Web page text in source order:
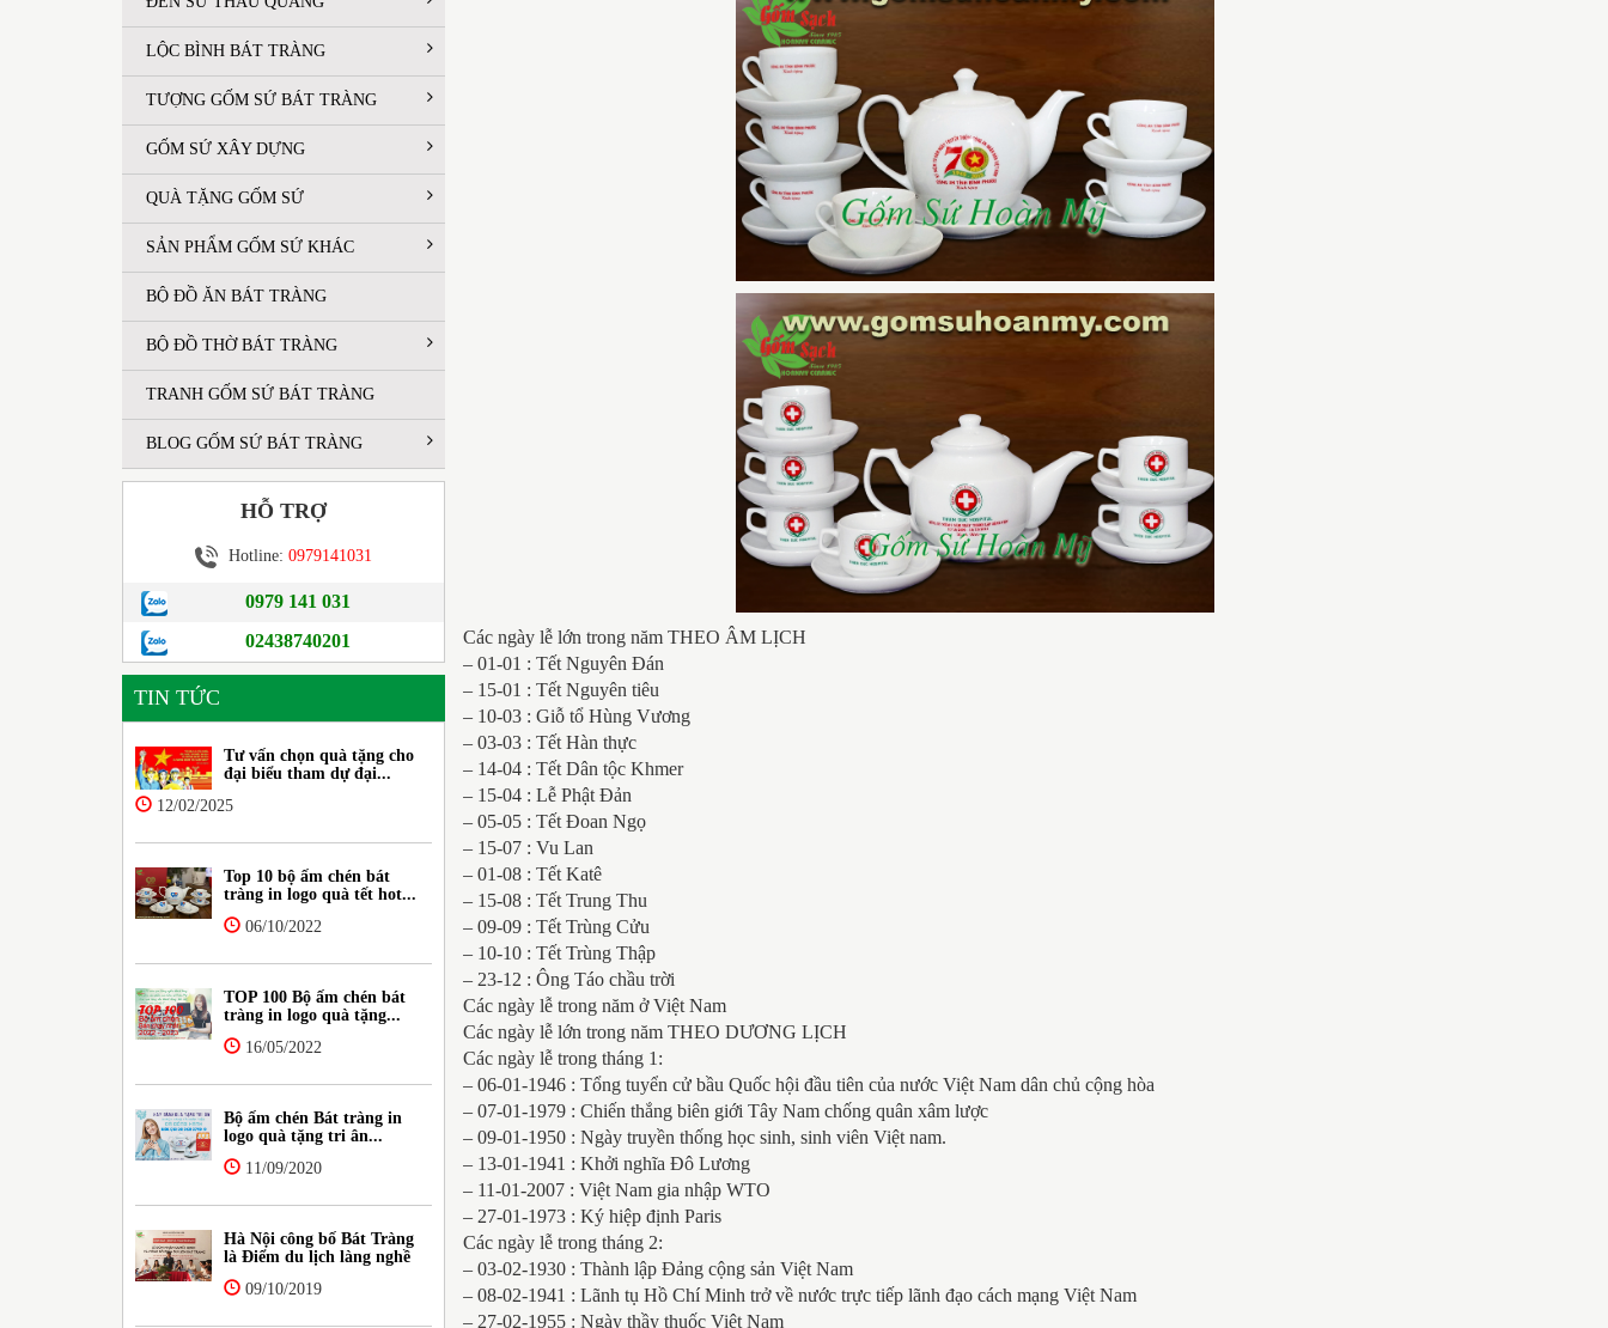
LỘC BÌNH BÁT TRÀNG
TƯỢNG GỐM SỨ BÁT TRÀNG
GỐM SỨ XÂY DỰNG
QUÀ TẶNG GỐM SỨ
SẢN PHẨM GỐM SỨ KHÁC
BỘ ĐỒ ĂN BÁT TRÀNG
BỘ ĐỒ THỜ BÁT TRÀNG
TRANH GỐM SỨ BÁT TRÀNG
BLOG GỐM SỨ BÁT TRÀNG
HỖ TRỢ
Hotline: 0979141031
0979 141 031
02438740201
TIN TỨC
Tư vấn chọn quà tặng cho
đại biểu tham dự đại...
12/02/2025
Top 10 bộ ấm chén bát
tràng in logo quà tết hot...
06/10/2022
TOP 100 Bộ ấm chén bát
tràng in logo quà tặng...
16/05/2022
Bộ ấm chén Bát tràng in
logo quà tặng tri ân...
11/09/2020
Hà Nội công bố Bát Tràng
là Điểm du lịch làng nghề
09/10/2019
Các ngày lễ lớn trong năm THEO ÂM LỊCH
– 01-01 : Tết Nguyên Đán
– 15-01 : Tết Nguyên tiêu
– 10-03 : Giỗ tổ Hùng Vương
– 03-03 : Tết Hàn thực
– 14-04 : Tết Dân tộc Khmer
– 15-04 : Lễ Phật Đản
– 05-05 : Tết Đoan Ngọ
– 15-07 : Vu Lan
– 01-08 : Tết Katê
– 15-08 : Tết Trung Thu
– 09-09 : Tết Trùng Cửu
– 10-10 : Tết Trùng Thập
– 23-12 : Ông Táo chầu trời
Các ngày lễ trong năm ở Việt Nam
Các ngày lễ lớn trong năm THEO DƯƠNG LỊCH
Các ngày lễ trong tháng 1:
– 06-01-1946 : Tổng tuyển cử bầu Quốc hội đầu tiên của nước Việt Nam dân chủ cộng hòa
– 07-01-1979 : Chiến thắng biên giới Tây Nam chống quân xâm lược
– 09-01-1950 : Ngày truyền thống học sinh, sinh viên Việt nam.
– 13-01-1941 : Khởi nghĩa Đô Lương
– 11-01-2007 : Việt Nam gia nhập WTO
– 27-01-1973 : Ký hiệp định Paris
Các ngày lễ trong tháng 2:
– 03-02-1930 : Thành lập Đảng cộng sản Việt Nam
– 08-02-1941 : Lãnh tụ Hồ Chí Minh trở về nước trực tiếp lãnh đạo cách mạng Việt Nam
– 27-02-1955 : Ngày thầy thuốc Việt Nam